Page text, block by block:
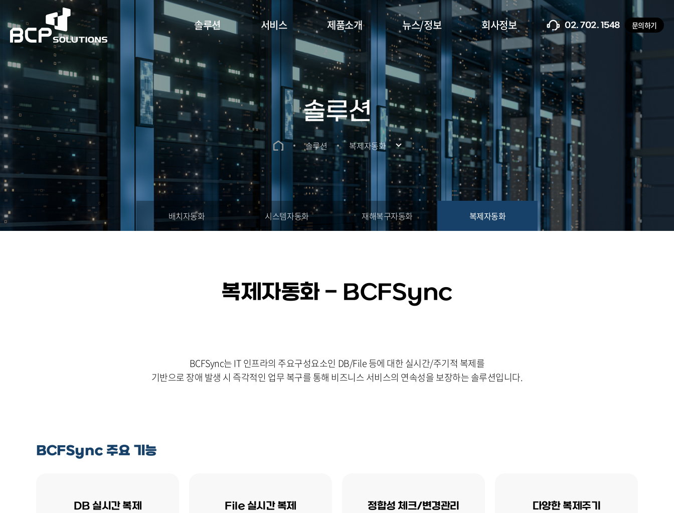
솔루션 서비스 제품소개 뉴스/정보 회사정보 02. 702. 1548 문의하기
솔루션
솔루션 복제자동화
배치자동화 시스템자동화 재해복구자동화 복제자동화
복제자동화- BCFSync
BCFSync는 IT 인프라의 주요구성요소인 DB/File 등에 대한 실시간/주기적 복제를
기반으로 장애 발생 시 즉각적인 업무 복구를 통해 비즈니스 서비스의 연속성을 보장하는 솔루션입니다.
BCFSync 주요 기능
DB 실시간 복제 File 실시간 복제 정합성 체크/변경관리 다양한 복제주기